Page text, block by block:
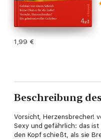
1,99 €
Beschreibung
Vorsicht, Herzensbrecher!
Sexy und gefährlich: das
den Kopf schießt, als sie